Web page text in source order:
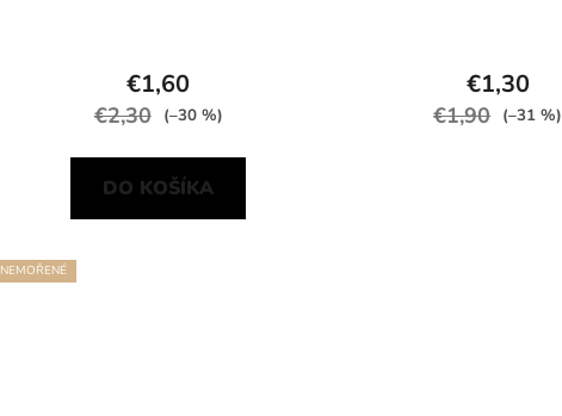
€1,60
€2,30 (–30 %)
DO KOŠÍKA
€1,30
€1,90 (–31 %)
NEMOŘENÉ